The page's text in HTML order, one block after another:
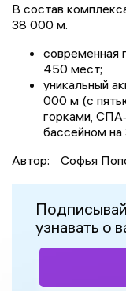
В состав
38 000 м.
современная
450 мест;
уникальный
000 м (с
горками,
бассейном
Автор:
Софья
узнавать о